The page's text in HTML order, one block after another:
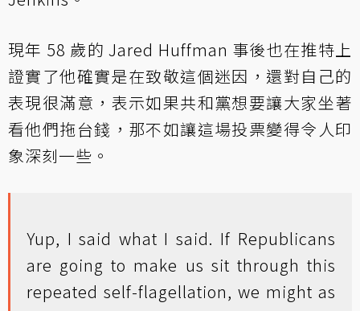
現年 58 歲的 Jared Huffman 事後也在推特上
證實了他確實是在致敬這個迷因，還對自己的
表現很滿意，表示如果共和黨想要讓大家坐著
看他們拖台錢，那不如讓這場投票變得令人印
象深刻一些。
Yup, I said what I said. If Republicans
are going to make us sit through this
repeated self-flagellation, we might as